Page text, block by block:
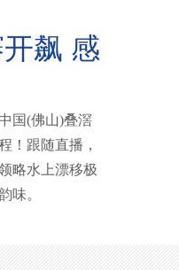
飙 感
国(佛山)叠滘
！跟随直播，
略水上漂移极
味。